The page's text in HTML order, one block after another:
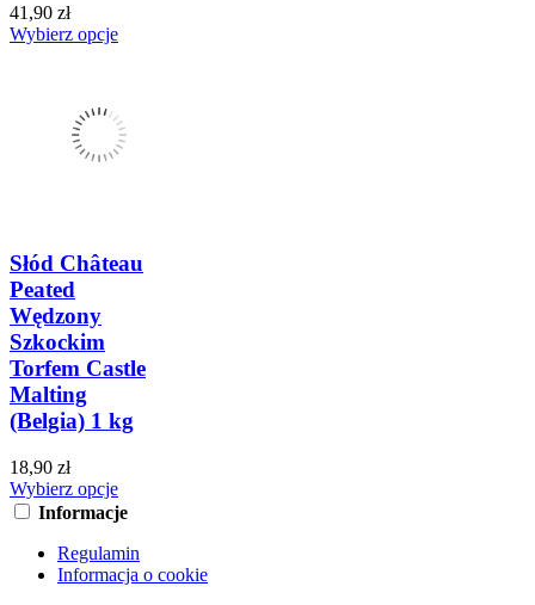
41,90 zł
Wybierz opcje
Słód Château
Peated
Wędzony
Szkockim
Torfem Castle
Malting
(Belgia) 1 kg
18,90 zł
Wybierz opcje
Informacje
Regulamin
Informacja o cookie